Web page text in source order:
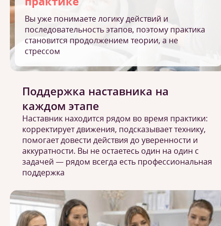
Вы уже понимаете логику действий и
последовательность этапов, поэтому практика
становится продолжением теории, а не
стрессом
Поддержка наставника на
каждом этапе
Наставник находится рядом во время практики:
корректирует движения, подсказывает технику,
помогает довести действия до уверенности и
аккуратности. Вы не остаетесь один на один с
задачей — рядом всегда есть профессиональная
поддержка